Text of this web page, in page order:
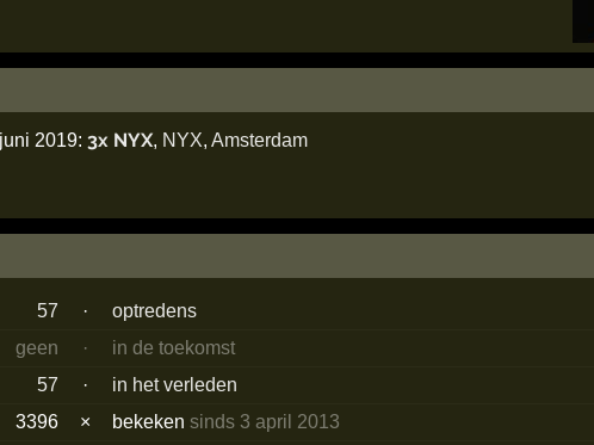
2019: 3x NYX, NYX, Amsterdam
57 ·
optredens
geen
·
in de toekomst
57
·
in het verleden
3396
× bekekensinds 3 april 2013